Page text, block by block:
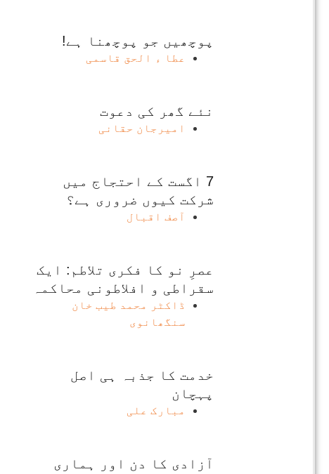
پوچھیں جو پوچھنا ہے!
عطا ء الحق قاسمی
نئے گھر کی دعوت
امیرجان حقانی
7 اگست کے احتجاج میں
شرکت کیوں ضروری ہے؟
آصف اقبال
عصرِ نو کا فکری تلاطم: ایک
سقراطی و افلاطونی محاکمہ
ڈاکٹر محمد طیب خان
سنگھانوی
خدمت کا جذبہ ہی اصل
پہچان
مبارک علی
آزادی کا دن اور ہماری